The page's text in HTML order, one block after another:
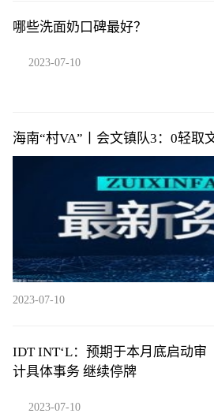
哪些洗面奶口碑最好？
2023-07-10
海南“村VA”丨会文镇队3：0轻取
队提前小组出线
2023-07-10
IDT INT‘L：预期于本月底启动审
计具体事务 继续停牌
2023-07-10